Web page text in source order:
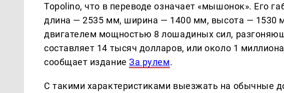
Topolino, что в переводе означает «мышонок». Его
длина — 2535 мм, ширина — 1400 мм, высота — 1530
двигателем мощностью 8 лошадиных сил,
составляет 14 тысяч долларов, или около 1
сообщает изданиеЗа рулем.
С такими характеристиками выезжать на обычные